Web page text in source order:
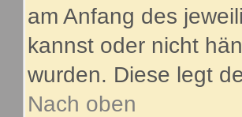
am Anfang des
kannst oder nicht
wurden. Diese legt
Nach oben